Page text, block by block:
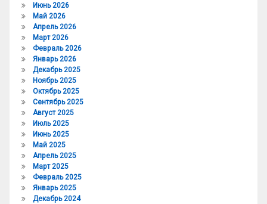
Июнь 2026
Май 2026
Апрель 2026
Март 2026
Февраль 2026
Январь 2026
Декабрь 2025
Ноябрь 2025
Октябрь 2025
Сентябрь 2025
Август 2025
Июль 2025
Июнь 2025
Май 2025
Апрель 2025
Март 2025
Февраль 2025
Январь 2025
Декабрь 2024